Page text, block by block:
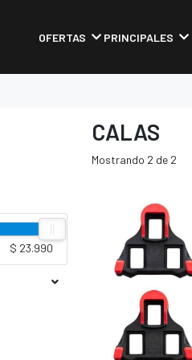
OFERTAS PRINCIPALES
CALAS
$ 23.990
Mostrando 2 de 2